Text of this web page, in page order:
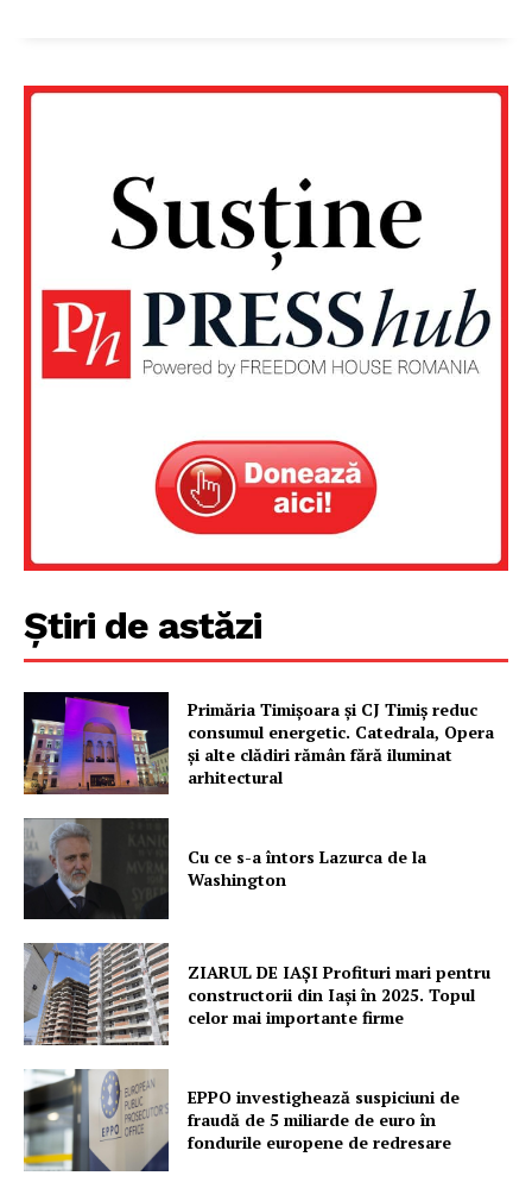
Știri de astăzi
Primăria Timișoara şi CJ Timiș reduc
consumul energetic. Catedrala, Opera
şi alte clădiri rămân fără iluminat
arhitectural
Cu ce s-a întors Lazurca de la
Washington
ZIARUL DE IAȘI Profituri mari pentru
constructorii din Iași în 2025. Topul
celor mai importante firme
EPPO investighează suspiciuni de
fraudă de 5 miliarde de euro în
fondurile europene de redresare